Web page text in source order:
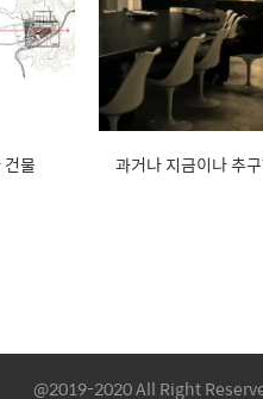
물 과거나 지금이나 추
@2019-2020 All Right